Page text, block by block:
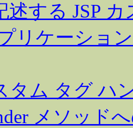
述する JSP
リケーショ
タム タグ ハ
メソッド